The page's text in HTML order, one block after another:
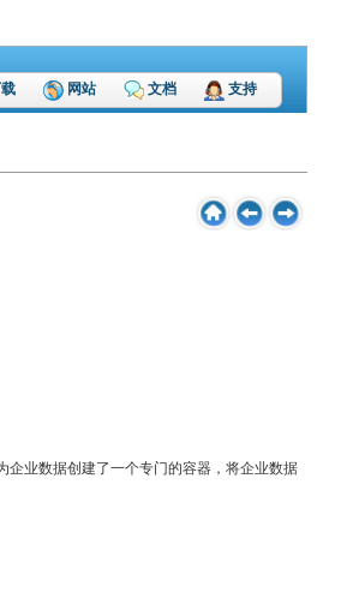
企业数据创建了一个专门的容器，将企业数据